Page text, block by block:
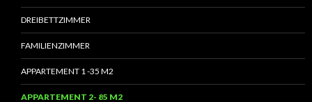
DREIBETTZIMMER
FAMILIENZIMMER
APPARTEMENT 1 -35 M2
APPARTEMENT 2- 85 M2